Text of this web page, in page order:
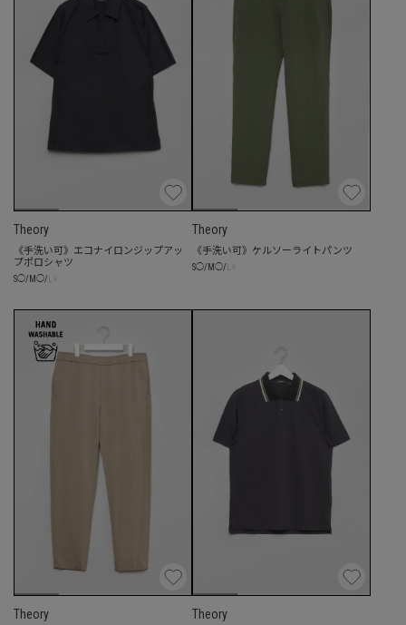
Theory
《手洗い可》エコナイロンジップアッ
プポロシャツ
S◯/ M ◯/
Theory
《手洗い可》ケルソーライトパンツ
S◯/ M ◯/
Theory
Theory